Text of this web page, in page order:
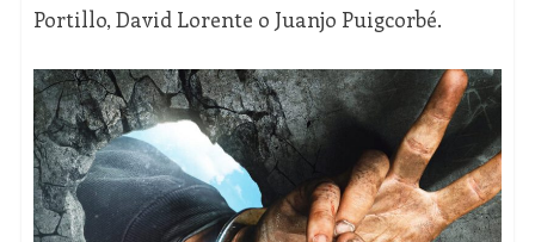
Portillo, David Lorente o Juanjo Puigcorbé.